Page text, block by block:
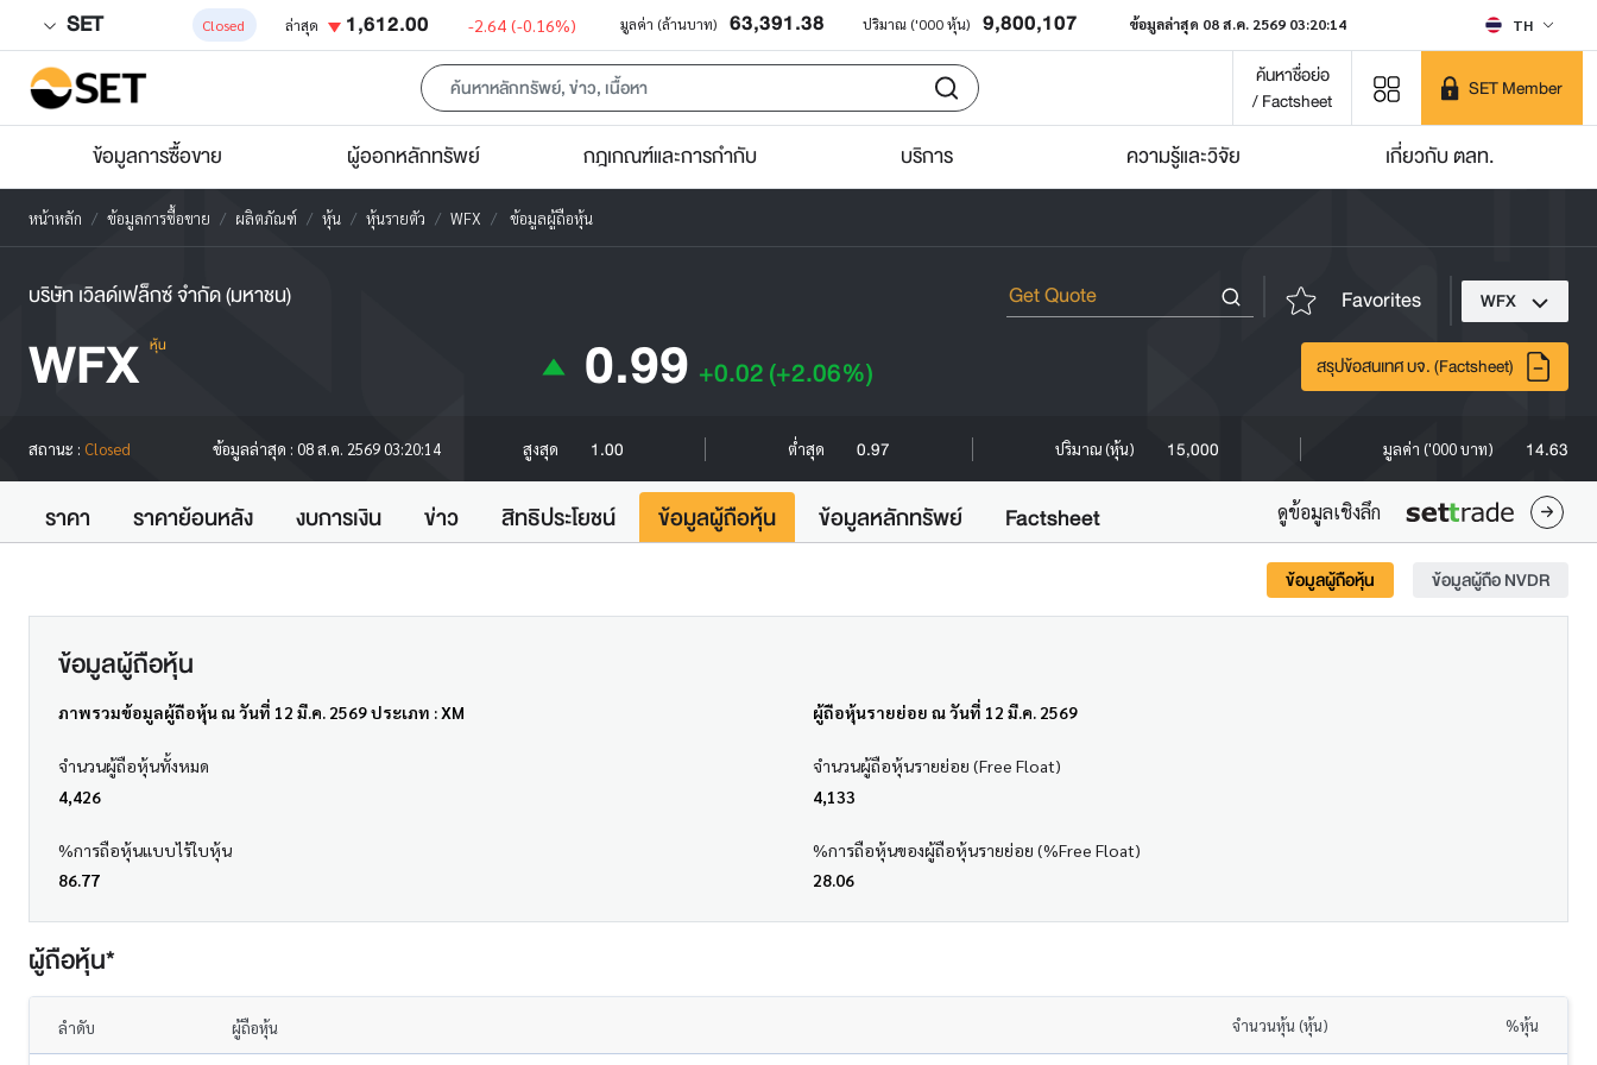
SET Closed ล่าสุด 1,612.00 -2.64 (-0.16%) มูลค่า (ล้านบาท) 63,391.38 ปริมาณ ('000 หุ้น) 9,800,107 ข้อมูลล่าสุด 08 ส.ค. 2569 03:20:14 TH
ค้นหาชื่อย่อ
/ Factsheet
SET Member
ข้อมูลการซื้อขาย ผู้ออกหลักทรัพย์ กฎเกณฑ์และการกำกับ บริการ ความรู้และวิจัย เกี่ยวกับ ตลท.
หน้าหลัก ข้อมูลการซื้อขาย ผลิตภัณฑ์ หุ้น หุ้นรายตัว WFX ข้อมูลผู้ถือหุ้น
บริษัท เวิลด์เฟล็กซ์ จำกัด (มหาชน) Favorites WFX
WFX หุ้น 0.99 +0.02(+2.06%) สรุปข้อสนเทศ บจ. (Factsheet)
สถานะ : Closed ข้อมูลล่าสุด : 08 ส.ค. 2569 03:20:14 สูงสุด 1.00 ต่ำสุด 0.97 ปริมาณ (หุ้น) 15,000 มูลค่า ('000 บาท) 14.63
ราคา ราคาย้อนหลัง งบการเงิน ข่าว สิทธิประโยชน์ ข้อมูลผู้ถือหุ้น ข้อมูลหลักทรัพย์ Factsheet ดูข้อมูลเชิงลึก
ข้อมูลผู้ถือหุ้น ข้อมูลผู้ถือ NVDR
ข้อมูลผู้ถือหุ้น
ภาพรวมข้อมูลผู้ถือหุ้น ณ วันที่ 12 มี.ค. 2569 ประเภท : XM ผู้ถือหุ้นรายย่อย ณ วันที่ 12 มี.ค. 2569
จำนวนผู้ถือหุ้นทั้งหมด
4,426
จำนวนผู้ถือหุ้นรายย่อย (Free Float)
4,133
%การถือหุ้นแบบไร้ใบหุ้น
86.77
%การถือหุ้นของผู้ถือหุ้นรายย่อย (%Free Float)
28.06
ผู้ถือหุ้น*
ลำดับ ผู้ถือหุ้น จำนวนหุ้น (หุ้น) %หุ้น